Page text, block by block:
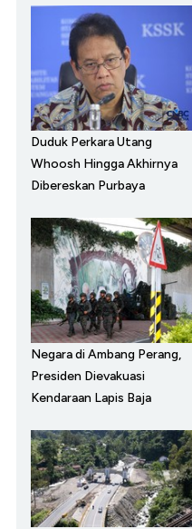
Duduk Perkara Utang
Whoosh Hingga Akhirnya
Dibereskan Purbaya
Negara di Ambang Perang,
Presiden Dievakuasi
Kendaraan Lapis Baja